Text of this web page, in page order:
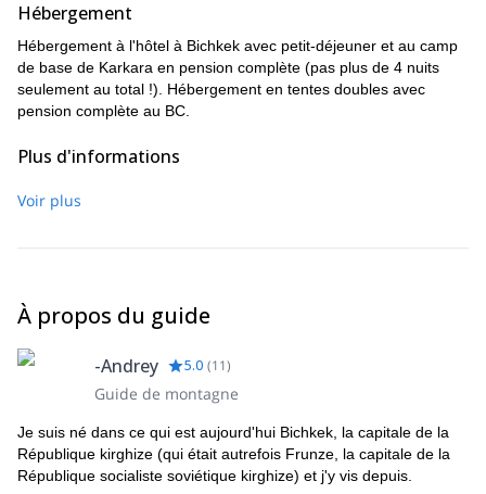
Hébergement
Hébergement à l'hôtel à Bichkek avec petit-déjeuner et au camp
de base de Karkara en pension complète (pas plus de 4 nuits
seulement au total !). Hébergement en tentes doubles avec
pension complète au BC.
Plus d'informations
radiotélécommunications à longue distance.
l'hélicoptère à Karkara et retour. Vol en hélicoptère vers la
Colombie-Britannique et retour.
Voir plus
À propos du guide
-Andrey 5.0 (11)
Guide de montagne
Je suis né dans ce qui est aujourd'hui Bichkek, la capitale de la
République kirghize (qui était autrefois Frunze, la capitale de la
République socialiste soviétique kirghize) et j'y vis depuis.